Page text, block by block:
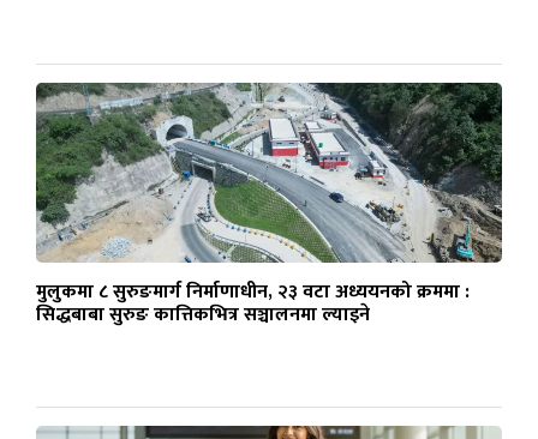
मुलुकमा ८ सुरुङमार्ग निर्माणाधीन, २३ वटा अध्ययनको क्रममा :
सिद्धबाबा सुरुङ कात्तिकभित्र सञ्चालनमा ल्याइने